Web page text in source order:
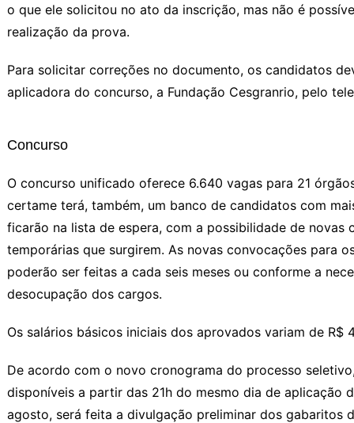
o que ele solicitou no ato da inscrição, mas não é
realização da prova.
Para solicitar correções no documento, os candidatos
aplicadora do concurso, a Fundação Cesgranrio, pelo
Concurso
O concurso unificado oferece 6.640 vagas para 21
certame terá, também, um banco de candidatos com
ficarão na lista de espera, com a possibilidade de novas
temporárias que surgirem. As novas convocações para
poderão ser feitas a cada seis meses ou conforme a
desocupação dos cargos.
Os salários básicos iniciais dos aprovados variam de R$
De acordo com o novo cronograma do processo
disponíveis a partir das 21h do mesmo dia de aplicação
agosto, será feita a divulgação preliminar dos gabaritos